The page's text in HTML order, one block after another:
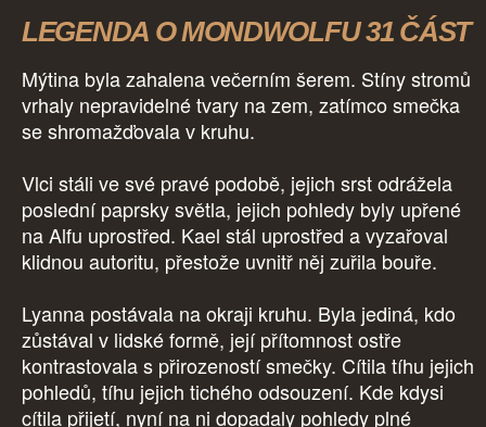
LEGENDA O MONDWOLFU 31 ČÁST
Mýtina byla zahalena večerním šerem. Stíny stromů
vrhaly nepravidelné tvary na zem, zatímco smečka
se shromažďovala v kruhu.
Vlci stáli ve své pravé podobě, jejich srst odrážela
poslední paprsky světla, jejich pohledy byly upřené
na Alfu uprostřed. Kael stál uprostřed a vyzařoval
klidnou autoritu, přestože uvnitř něj zuřila bouře.
Lyanna postávala na okraji kruhu. Byla jediná, kdo
zůstával v lidské formě, její přítomnost ostře
kontrastovala s přirozeností smečky. Cítila tíhu jejich
pohledů, tíhu jejich tichého odsouzení. Kde kdysi
cítila přijetí, nyní na ni dopadaly pohledy plné